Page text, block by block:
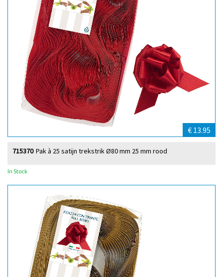
€ 13.95
Pak à 25 satijn trekstrik Ø80 mm 25 mm rood
715370
In Stock